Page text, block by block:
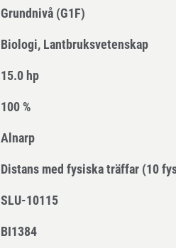
Grundnivå (G1F)
Biologi, Lantbruksvetenskap
15.0 hp
100 %
Alnarp
Distans med fysiska träffar (10
SLU-10115
BI1384